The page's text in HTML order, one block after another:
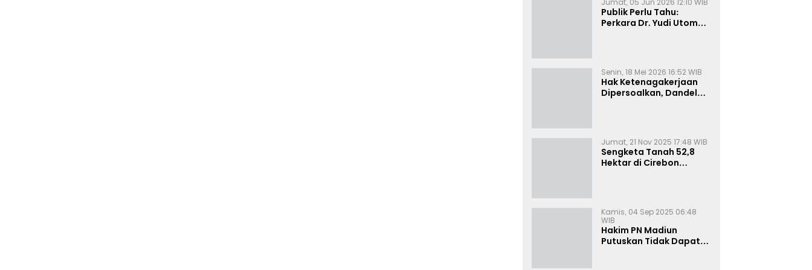
Jumat, 05 Jun 2026 12:10 WIB
Publik Perlu Tahu:
Perkara Dr. Yudi Utomo
Resmi
Senin, 18 Mei 2026 16:52 WIB
Hak Ketenagakerjaan
Dipersoalkan, Dandel
Jumat, 21 Nov 2025 17:48 WIB
Sengketa Tanah 52,8
Hektar di Cirebon
Kamis, 04 Sep 2025 06:48
WIB
Hakim PN Madiun
Putuskan Tidak Dapat